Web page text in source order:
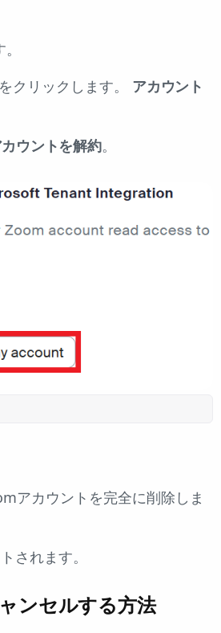
クリックします。 アカウント
ウントを解約。
アカウントを完全に削除しま
されます。
ンセルする方法